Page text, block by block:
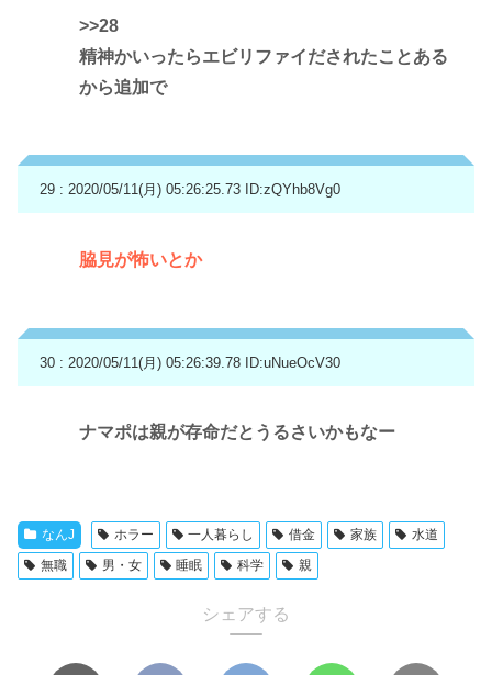
>>28
精神かいったらエビリファイだされたことある
から追加で
29 : 2020/05/11(月) 05:26:25.73 ID:zQYhb8Vg0
脇見が怖いとか
30 : 2020/05/11(月) 05:26:39.78 ID:uNueOcV30
ナマポは親が存命だとうるさいかもなー
なんJ ホラー 一人暮らし 借金 家族
水道
無職
男・女 睡眠 科学 親
シェアする